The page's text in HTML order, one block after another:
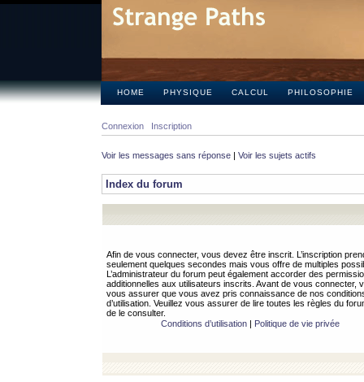
HOME PHYSIQUE CALCUL PHILOSOPHIE
Connexion Inscription
Voir les messages sans réponse | Voir les sujets actifs
Index du forum
Afin de vous connecter, vous devez être inscrit. L’inscription
seulement quelques secondes mais vous offre de multiples
L’administrateur du forum peut également accorder des
additionnelles aux utilisateurs inscrits. Avant de vous connecter,
vous assurer que vous avez pris connaissance de nos
d’utilisation. Veuillez vous assurer de lire toutes les règles du
de le consulter.
Conditions d’utilisation| Politique de vie privée